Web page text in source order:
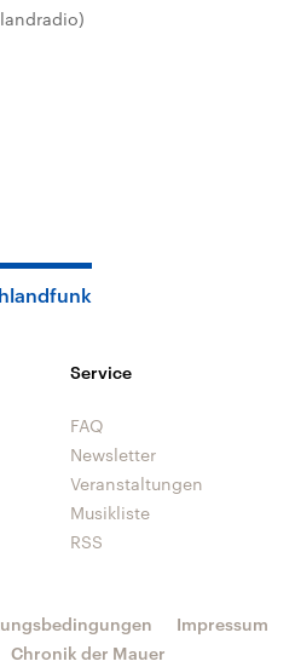
Service
FAQ
Newsletter
Veranstaltungen
Musikliste
RSS
Impressum
Chronik der Mauer